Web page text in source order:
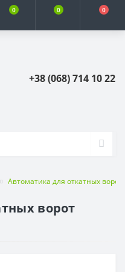
0 0 0
+38 (068) 714 10 22
Автоматика для откатных ворот
ворот